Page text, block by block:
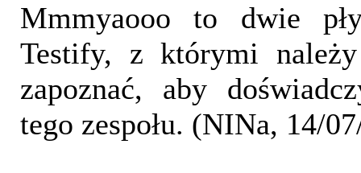
Mmmyaooo to dwie
Testify, z którymi
zapoznać, aby
tego zespołu. (NINa, 14/